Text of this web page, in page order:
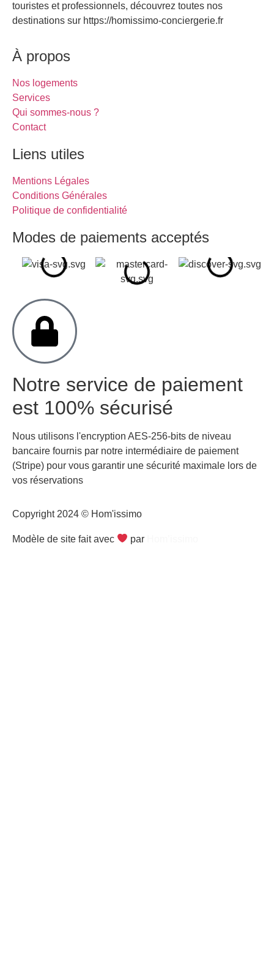
touristes et professionnels, découvrez toutes nos
destinations sur https://homissimo-conciergerie.fr
À propos
Nos logements
Services
Qui sommes-nous ?
Contact
Liens utiles
Mentions Légales
Conditions Générales
Politique de confidentialité
Modes de paiements acceptés
Notre service de paiement
est 100% sécurisé
Nous utilisons l'encryption AES-256-bits de niveau
bancaire fournis par notre intermédiaire de paiement
(Stripe) pour vous garantir une sécurité maximale lors de
vos réservations
Copyright 2024 © Hom'issimo
Modèle de site fait avec par